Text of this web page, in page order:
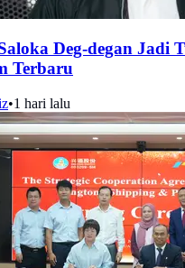
Deg-degan Jadi
Terbaru
•1 hari lalu